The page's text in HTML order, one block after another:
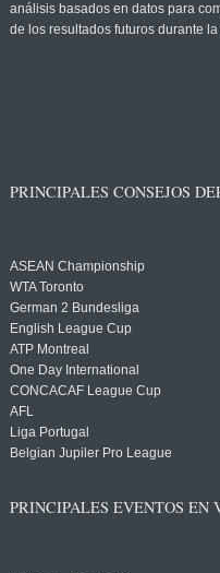
análisis basados en datos para
de los resultados futuros durante
PRINCIPALES CONSEJOS
ASEAN Championship
WTA Toronto
German 2 Bundesliga
English League Cup
ATP Montreal
One Day International
CONCACAF League Cup
AFL
Liga Portugal
Belgian Jupiler Pro League
PRINCIPALES EVENTOS EN